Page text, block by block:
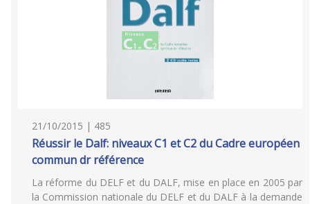
21/10/2015 | 485
Réussir le Dalf: niveaux C1 et C2 du Cadre européen
commun dr référence
La réforme du DELF et du DALF, mise en place en 2005 par
la Commission nationale du DELF et du DALF à la demande